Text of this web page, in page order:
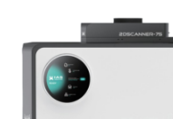
thức ăn chăn nuôi, nguyên liệu
thực phẩm, nông sản,..